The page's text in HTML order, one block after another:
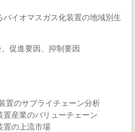
バイオマスガス化装置の地域別生
促進要因、抑制要因
置のサプライチェーン分析
置産業のバリューチェーン
置の上流市場